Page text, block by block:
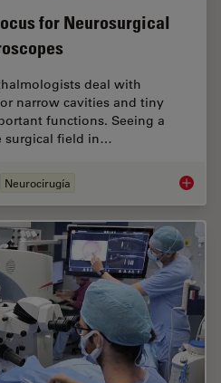
for Neurosurgical
deal with
narrow cavities and tiny
functions. Seeing a
surgical field in…
Neurocirugía A